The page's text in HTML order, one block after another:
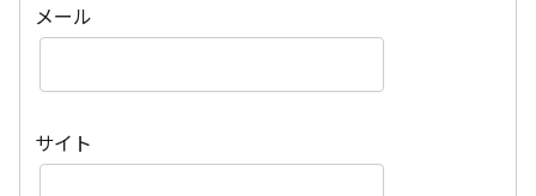
メール
サイト